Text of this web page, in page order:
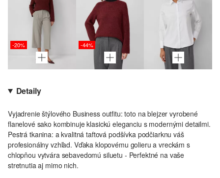
-20% -44%
Detaily
Vyjadrenie štýlového Business outfitu: toto na blejzer vyrobené
flanelové sako kombinuje klasickú eleganciu s modernými detailmi.
Pestrá tkanina: a kvalitná taftová podšívka podčiarknu váš
profesionálny vzhľad. Vďaka klopovému golieru a vreckám s
chlopňou vytvára sebavedomú siluetu - Perfektné na vaše
stretnutia aj mimo nich.